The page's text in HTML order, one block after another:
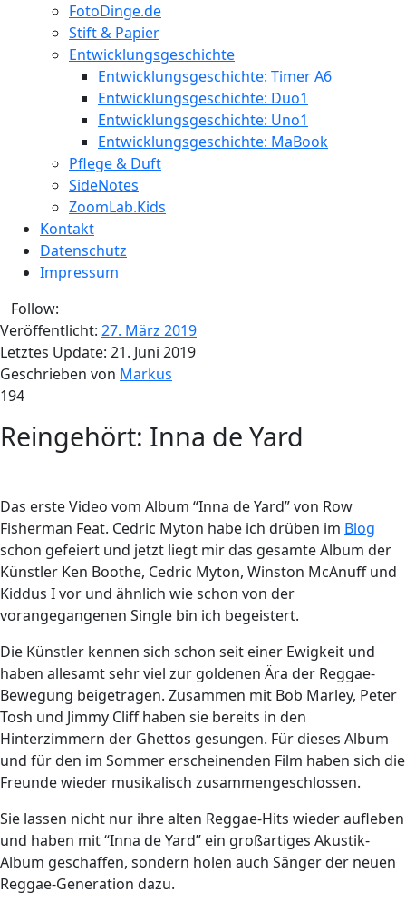
FotoDinge.de
Stift & Papier
Entwicklungsgeschichte
Entwicklungsgeschichte: Timer A6
Entwicklungsgeschichte: Duo1
Entwicklungsgeschichte: Uno1
Entwicklungsgeschichte: MaBook
Pflege & Duft
SideNotes
ZoomLab.Kids
Kontakt
Datenschutz
Impressum
Follow:
Veröffentlicht: 27. März 2019
Letztes Update: 21. Juni 2019
Geschrieben von Markus
194
Reingehört: Inna de Yard
Das erste Video vom Album “Inna de Yard” von Row
Fisherman Feat. Cedric Myton habe ich drüben im Blog
schon gefeiert und jetzt liegt mir das gesamte Album der
Künstler Ken Boothe, Cedric Myton, Winston McAnuff und
Kiddus I vor und ähnlich wie schon von der
vorangegangenen Single bin ich begeistert.
Die Künstler kennen sich schon seit einer Ewigkeit und
haben allesamt sehr viel zur goldenen Ära der Reggae-
Bewegung beigetragen. Zusammen mit Bob Marley, Peter
Tosh und Jimmy Cliff haben sie bereits in den
Hinterzimmern der Ghettos gesungen. Für dieses Album
und für den im Sommer erscheinenden Film haben sich die
Freunde wieder musikalisch zusammengeschlossen.
Sie lassen nicht nur ihre alten Reggae-Hits wieder aufleben
und haben mit “Inna de Yard” ein großartiges Akustik-
Album geschaffen, sondern holen auch Sänger der neuen
Reggae-Generation dazu.